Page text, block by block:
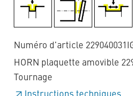
Numéro d'article
HORN plaquette amovible
Tournage